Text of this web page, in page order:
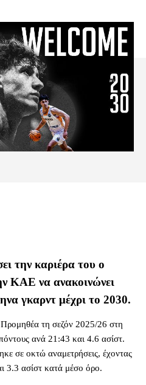
την καριέρα του ο
ΚΑΕ να ανακοινώνει
γκαρντ μέχρι το 2030.
τη σεζόν 2025/26 στη
ανά 21:43 και 4.6 ασίστ.
σε οκτώ αναμετρήσεις, έχοντας
3.3 ασίστ κατά μέσο όρο.